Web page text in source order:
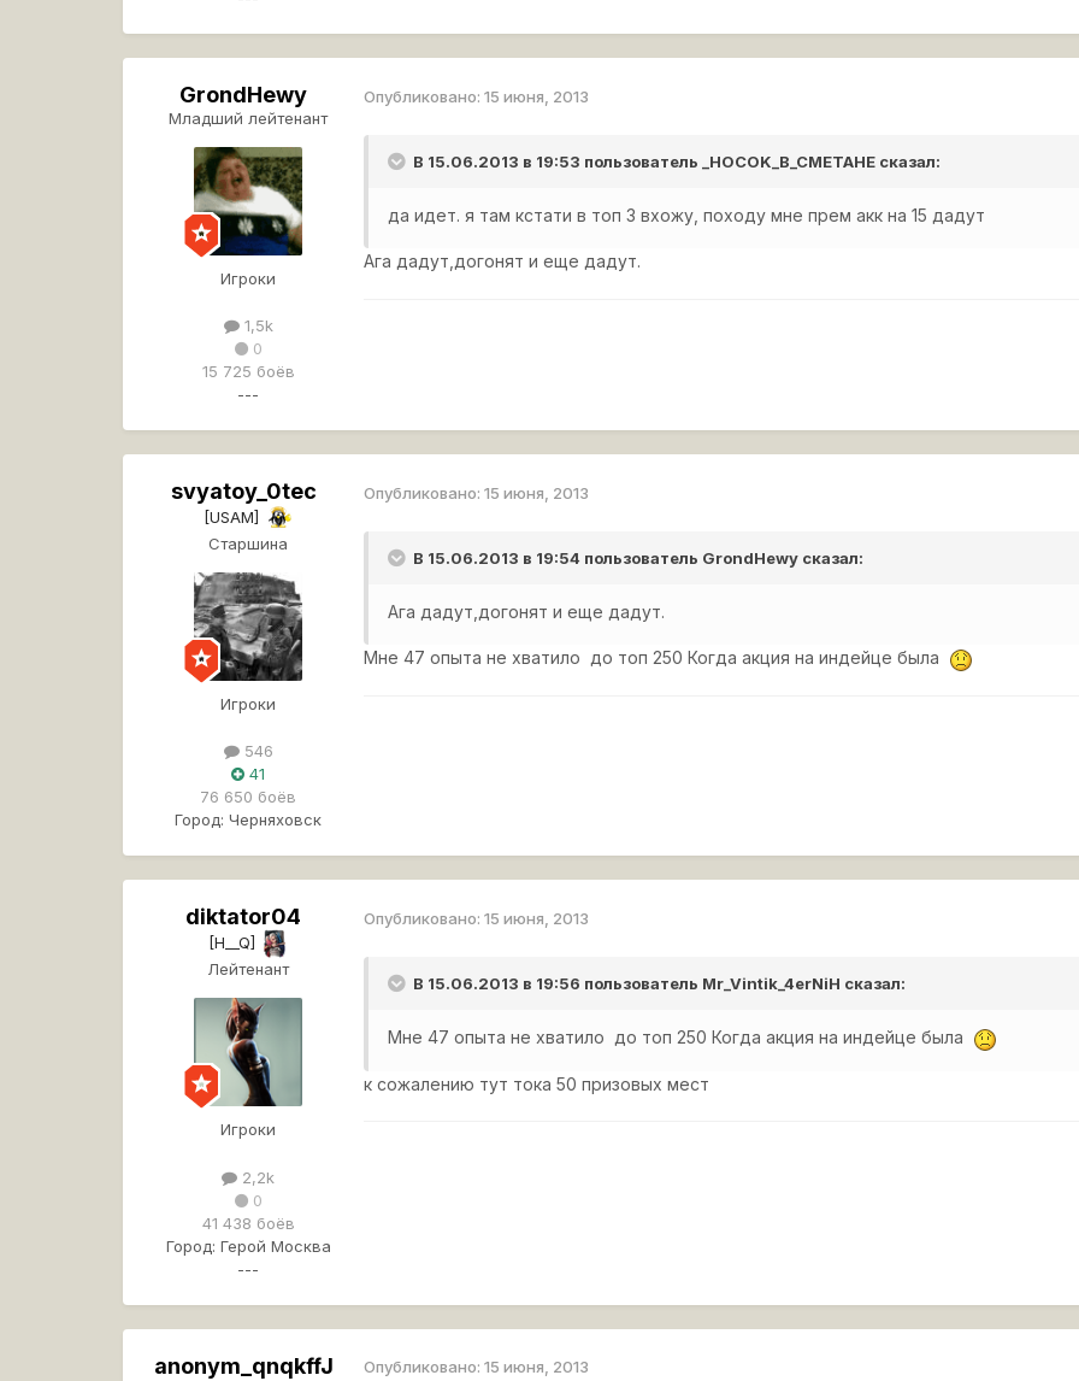
GrondHewy
Младший лейтенант
Игроки
1,5k
0
15 725 боёв
---
Опубликовано:15 июня, 2013
В 15.06.2013 в 19:53 пользователь _HOCOK_B_CMETAHE сказал:
да идет. я там кстати в топ 3 вхожу, походу мне прем акк на 15 дадут
Ага дадут,догонят и еще дадут.
svyatoy_0tec
[USAM]
Старшина
Игроки
546
41
76 650 боёв
Город: Черняховск
Опубликовано:15 июня, 2013
В 15.06.2013 в 19:54 пользователь GrondHewy сказал:
Ага дадут,догонят и еще дадут.
Мне 47 опыта не хватило до топ 250 Когда акция на индейце была
diktator04
[H__Q]
Лейтенант
Игроки
2,2k
0
41 438 боёв
Город: Герой Москва
---
Опубликовано:15 июня, 2013
В 15.06.2013 в 19:56 пользователь Mr_Vintik_4erNiH сказал:
Мне 47 опыта не хватило до топ 250 Когда акция на индейце была
к сожалению тут тока 50 призовых мест
anonym_qnqkffJ
Опубликовано:15 июня, 2013